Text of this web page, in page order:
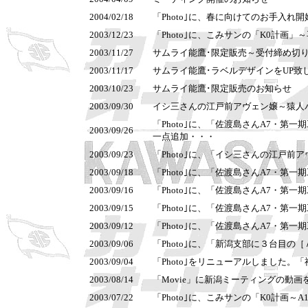
2004/02/18
「Photo｣に、春に向けてのお手入れ
2003/12/23
「Photo｣に、こみサンの「K0計画」
2003/11/27
サムライ能鷹･限定販売～受付締め切
2003/11/17
サムライ能鷹･ラベルデザインをUP致
2003/10/23
サムライ能鷹･限定販売のお知らせ
2003/09/30
イシ三さんの江戸前アヴェン嬢～猿
2003/09/26
「Photo｣に、「 佐渡島さんA7・第一
一点追加・・・
2003/09/23
「Photo｣に、「 イシ三さんの江戸前ア
2003/09/18
「Photo｣に、「 佐渡島さんA7・第一
2003/09/16
「Photo｣に、「 佐渡島さんA7・第一
2003/09/15
「Photo｣に、「 佐渡島さんA7・第一
2003/09/12
「Photo｣に、「 佐渡島さんA7・第一
2003/09/06
「Photo｣に、「新潟支部に３台目の
2003/09/04
「Photo｣をリニューアルしました。
2003/08/14
「Movie」に新潟ミーティングの動画
2003/07/22
「Photo｣に、こみサンの「K0計画～